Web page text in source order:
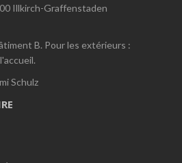
Illkirch-Graffenstaden
B. Pour les extérieurs :
Schulz